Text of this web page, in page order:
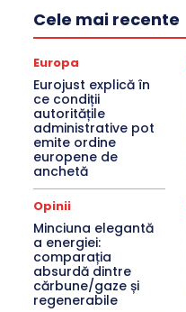
Cele mai recente
Europa
Eurojust explică în
ce condiții
autoritățile
administrative pot
emite ordine
europene de
anchetă
Opinii
Minciuna elegantă
a energiei:
comparația
absurdă dintre
cărbune/gaze și
regenerabile